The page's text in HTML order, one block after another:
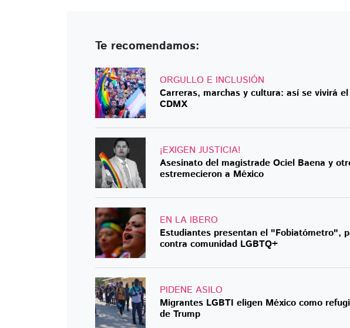
Te recomendamos:
ORGULLO E INCLUSIÓN
Carreras, marchas y cultura: así se vivirá
CDMX
¡EXIGEN JUSTICIA!
Asesinato del magistrade Ociel Baena y
estremecieron a México
EN LA IBERO
Estudiantes presentan el "Fobiatómetro",
contra comunidad LGBTQ+
PIDENE ASILO
Migrantes LGBTI eligen México como
de Trump